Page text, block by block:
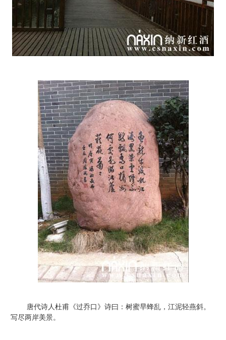
唐代诗人杜甫《过乔口》诗曰：树蜜早蜂乱，江泥轻燕斜。
写尽两岸美景。